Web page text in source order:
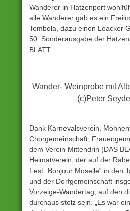
Wanderer in Hatzenport
alle Wanderer gab es ein
Tombola, dazu einen Loacker
50. Sonderausgabe der
BLATT.
Wander- Weinprobe mit
(c)Peter Seydel
Dank Karnevalsverein,
Chorgemeinschaft,
dem Verein Mittendrin (DAS
Heimatverein, der auf der
Fest „Bonjour Moselle“ in den
und der Dorfgemeinschaft
Vorzeige-Wandertag, auf den
durchaus stolz sein. „Es war